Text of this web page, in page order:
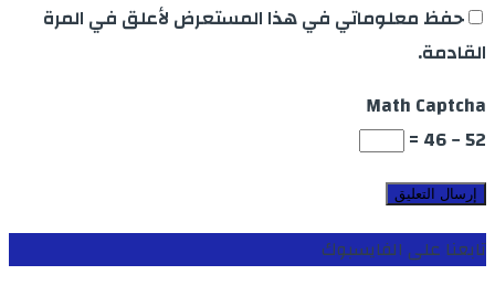
حفظ معلوماتي في هذا المستعرض لأعلق في المرة
القادمة.
Math Captcha
52 − 46 =
تابعنا على الفايسبوك